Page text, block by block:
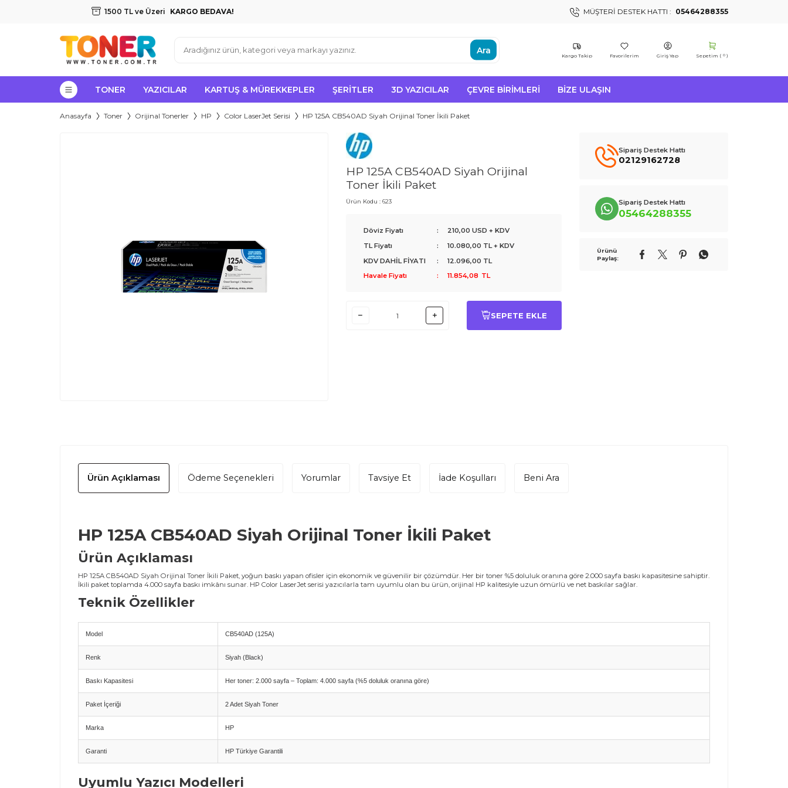
1500 TL ve Üzeri KARGO BEDAVA! MÜŞTERI DESTEK HATTI : 05464288355
Ara
Kargo Takip Favorilerim Giriş Yap Sepetim ( 0 )
TONER YAZICILAR KARTUŞ & MÜREKKEPLER ŞERITLER 3D YAZICILAR ÇEVRE BIRIMLERI BIZE ULAŞIN
Anasayfa Toner Orijinal Tonerler HP Color LaserJet Serisi HP 125A CB540AD Siyah Orijinal Toner İkili Paket
HP 125A CB540AD Siyah Orijinal
Toner İkili Paket
Ürün Kodu : 623
Döviz Fiyatı :
210,00 USD + KDV
TL Fiyatı
: 10.080,00 TL + KDV
KDV DAHİL FİYATI
: 12.096,00 TL
Havale Fiyatı
: 11.854,08 TL
SEPETE EKLE
Sipariş Destek Hattı
02129162728
Sipariş Destek Hattı
05464288355
Ürünü
Paylaş:
Ürün Açıklaması Ödeme Seçenekleri Yorumlar Tavsiye Et İade Koşulları Beni Ara
HP 125A CB540AD Siyah Orijinal Toner İkili Paket
Ürün Açıklaması
HP 125A CB540AD Siyah Orijinal Toner İkili Paket, yoğun baskı yapan ofisler için ekonomik ve güvenilir bir çözümdür. Her bir toner %5 doluluk oranına göre 2.000 sayfa baskı kapasitesine sahiptir.
İkili paket toplamda 4.000 sayfa baskı imkânı sunar. HP Color LaserJet serisi yazıcılarla tam uyumlu olan bu ürün, orijinal HP kalitesiyle uzun ömürlü ve net baskılar sağlar.
Teknik Özellikler
Model CB540AD (125A)
Renk Siyah (Black)
Baskı Kapasitesi Her toner: 2.000 sayfa – Toplam: 4.000 sayfa (%5 doluluk oranına göre)
Paket İçeriği 2 Adet Siyah Toner
Marka HP
Garanti HP Türkiye Garantili
Uyumlu Yazıcı Modelleri